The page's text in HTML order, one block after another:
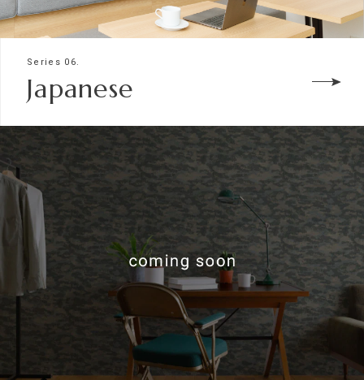
Series 06.
Japanese